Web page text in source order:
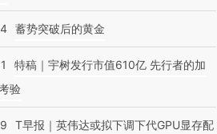
蓄势突破后的黄金
特稿｜宇树发行市值610亿 先行者的加
验
T早报｜英伟达或拟下调下代GPU显存配